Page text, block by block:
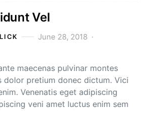
Vel
June 28, 2018
maecenas pulvinar montes
dolor pretium donec dictum. Vici
Venenatis eget adipiscing
veni amet luctus enim sem